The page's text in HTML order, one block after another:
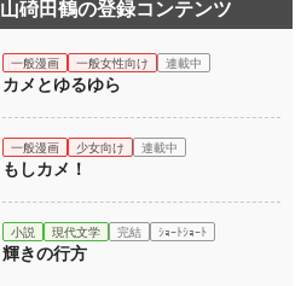
山碕田鶴の登録コンテンツ
一般漫画 一般女性向け 連載中
カメとゆるゆら
一般漫画 少女向け 連載中
もしカメ！
小説 現代文学 完結 ｼｮｰﾄｼｮｰﾄ
輝きの行方